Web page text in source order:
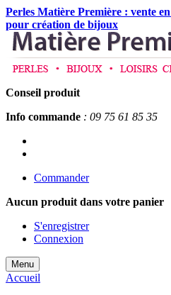
Perles Matière Première : vente
pour création de bijoux
Conseil produit
Info commande : 09 75 61 85 35
Commander
Aucun produit dans votre panier
S'enregistrer
Connexion
Menu
Accueil